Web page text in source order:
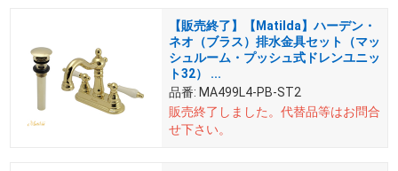
【販売終了】【Matilda】ハーデン・
ネオ（ブラス）排水金具セット（マッ
シュルーム・プッシュ式ドレンユニッ
ト32） ...
品番: MA499L4-PB-ST2
販売終了しました。 代替品等はお問合
せ下さい。